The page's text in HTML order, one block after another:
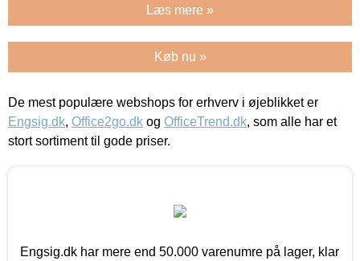
Læs mere »
Køb nu »
De mest populære webshops for erhverv i øjeblikket er
Engsig.dk, Office2go.dk og OfficeTrend.dk, som alle har et
stort sortiment til gode priser.
Engsig.dk har mere end 50.000 varenumre på lager, klar